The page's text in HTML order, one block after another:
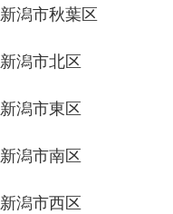
新潟市秋葉区
新潟市北区
新潟市東区
新潟市南区
新潟市西区